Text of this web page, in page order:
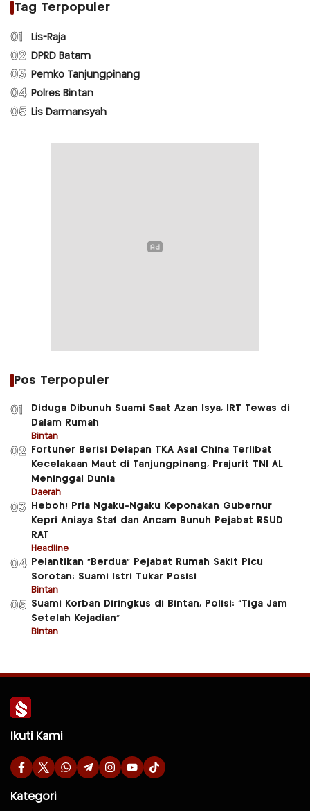
Tag Terpopuler
01 Lis-Raja
02 DPRD Batam
03 Pemko Tanjungpinang
04 Polres Bintan
05 Lis Darmansyah
Pos Terpopuler
01
Diduga Dibunuh Suami Saat Azan Isya, IRT Tewas di
Dalam Rumah
Bintan
02
Fortuner Berisi Delapan TKA Asal China Terlibat
Kecelakaan Maut di Tanjungpinang, Prajurit TNI AL
Meninggal Dunia
Daerah
03
Heboh! Pria Ngaku-Ngaku Keponakan Gubernur
Kepri Aniaya Staf dan Ancam Bunuh Pejabat RSUD
RAT
Headline
04
Pelantikan “Berdua” Pejabat Rumah Sakit Picu
Sorotan: Suami Istri Tukar Posisi
Bintan
05 Suami Korban Diringkus di Bintan, Polisi: “Tiga Jam
Setelah Kejadian”
Bintan
Ikuti Kami
Kategori